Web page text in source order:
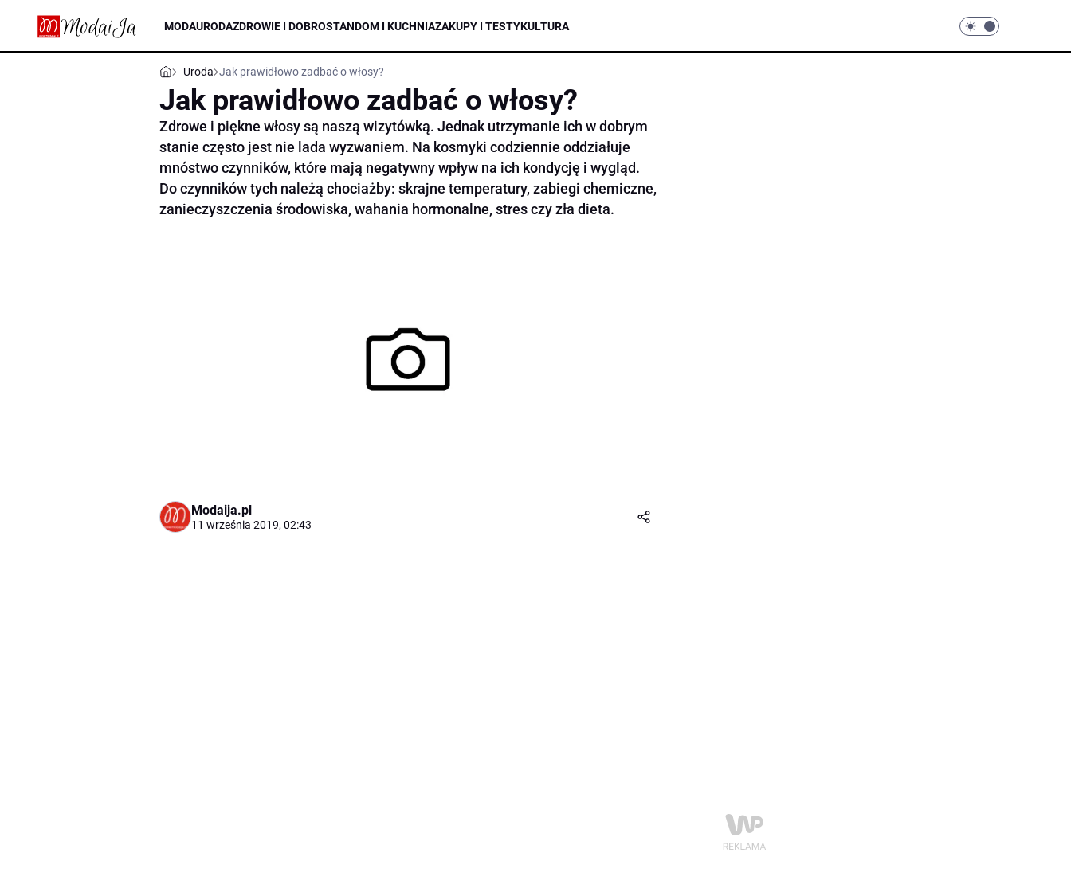
MODAURODAZDROWIE I DOBROSTANDOM I KUCHNIAZAKUPY I TESTYKULTURA
Uroda Jak prawidłowo zadbać o włosy?
Jak prawidłowo zadbać o włosy?
Zdrowe i piękne włosy są naszą wizytówką. Jednak utrzymanie ich w dobrym
stanie często jest nie lada wyzwaniem. Na kosmyki codziennie oddziałuje
mnóstwo czynników, które mają negatywny wpływ na ich kondycję i wygląd.
Do czynników tych należą chociażby: skrajne temperatury, zabiegi chemiczne,
zanieczyszczenia środowiska, wahania hormonalne, stres czy zła dieta.
Modaija.pl
11 września 2019, 02:43